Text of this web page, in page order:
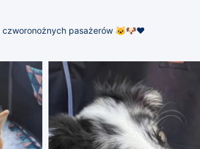
czworonożnych pasażerów 🐱🐶❤️